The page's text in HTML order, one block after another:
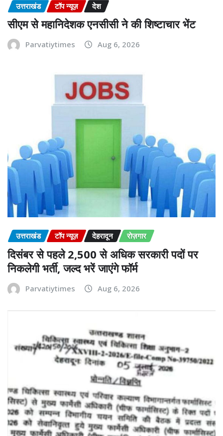
उत्तराखंड टॉप न्यूज़ देश
सीएम से महानिदेशक एनसीसी ने की शिष्टाचार भेंट
Parvatiytimes Aug 6, 2026
उत्तराखंड टॉप न्यूज़ देहरादून रोज़गार
दिसंबर से पहले 2,500 से अधिक सरकारी पदों पर
निकलेगी भर्ती, जल्द भरें जाएंगे फॉर्म
Parvatiytimes Aug 6, 2026